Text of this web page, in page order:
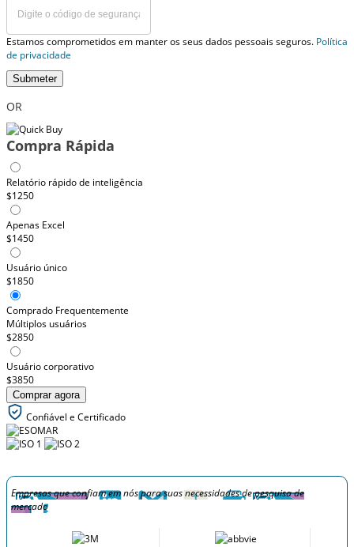
Estamos comprometidos em manter os seus dados pessoais seguros. Política
de privacidade
Submeter
OR
Compra Rápida
Relatório rápido de inteligência
$1250
Apenas Excel
$1450
Usuário único
$1850
Comprado Frequentemente
Múltiplos usuários
$2850
Usuário corporativo
$3850
Comprar agora
Confiável e Certificado
Empresas que confiam em nós para suas necessidades de pesquisa de
mercado